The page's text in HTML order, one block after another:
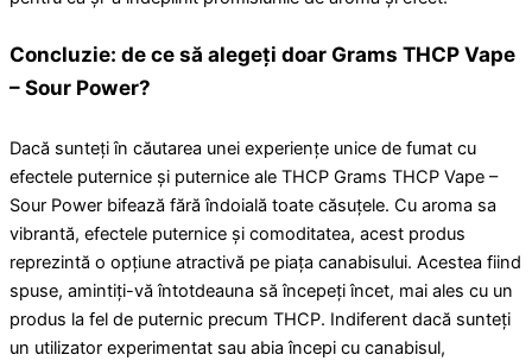
Concluzie: de ce să alegeți doar Grams THCP Vape
– Sour Power?
Dacă sunteți în căutarea unei experiențe unice de fumat cu
efectele puternice și puternice ale THCP Grams THCP Vape –
Sour Power bifează fără îndoială toate căsuțele. Cu aroma sa
vibrantă, efectele puternice și comoditatea, acest produs
reprezintă o opțiune atractivă pe piața canabisului. Acestea fiind
spuse, amintiți-vă întotdeauna să începeți încet, mai ales cu un
produs la fel de puternic precum THCP. Indiferent dacă sunteți
un utilizator experimentat sau abia începi cu canabisul,